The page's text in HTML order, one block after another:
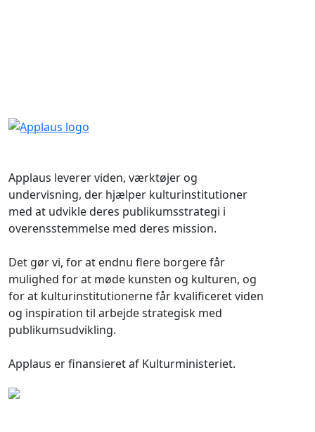
Applaus leverer viden, værktøjer og
undervisning, der hjælper kulturinstitutioner
med at udvikle deres publikumsstrategi i
overensstemmelse med deres mission.
Det gør vi, for at endnu flere borgere får
mulighed for at møde kunsten og kulturen, og
for at kulturinstitutionerne får kvalificeret viden
og inspiration til arbejde strategisk med
publikumsudvikling.
Applaus er finansieret af Kulturministeriet.